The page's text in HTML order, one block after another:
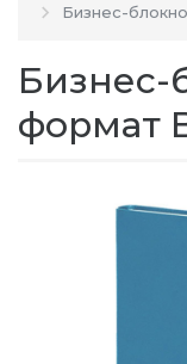
Бизнес-
Бизнес-
формат